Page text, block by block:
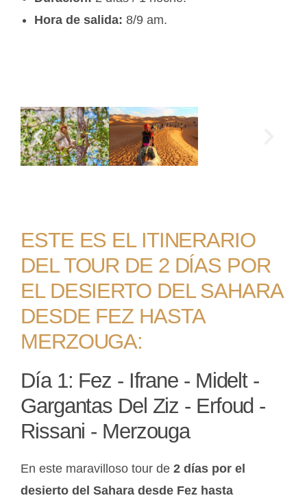
Hora de salida: 8/9 am.
ESTE ES EL ITINERARIO
DEL TOUR DE 2 DÍAS POR
EL DESIERTO DEL SAHARA
DESDE FEZ HASTA
MERZOUGA:
Día 1: Fez - Ifrane - Midelt -
Gargantas Del Ziz - Erfoud -
Rissani - Merzouga
En este maravilloso tour de 2 días por el
desierto del Sahara desde Fez hasta